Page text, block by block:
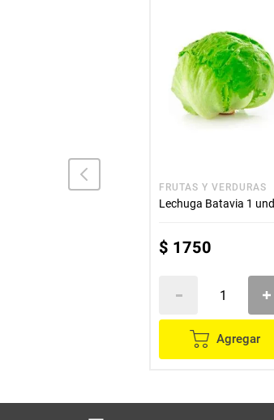
FRUTAS Y VERDURAS
Lechuga Batavia 1 und
$ 1750
Agregar